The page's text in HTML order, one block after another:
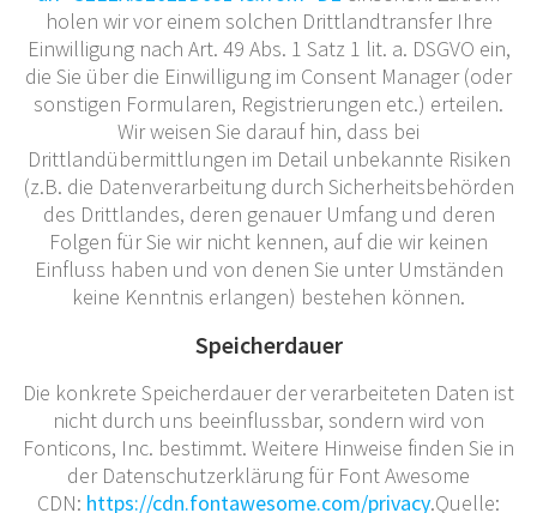
holen wir vor einem solchen Drittlandtransfer Ihre
Einwilligung nach Art. 49 Abs. 1 Satz 1 lit. a. DSGVO ein,
die Sie über die Einwilligung im Consent Manager (oder
sonstigen Formularen, Registrierungen etc.) erteilen.
Wir weisen Sie darauf hin, dass bei
Drittlandübermittlungen im Detail unbekannte Risiken
(z.B. die Datenverarbeitung durch Sicherheitsbehörden
des Drittlandes, deren genauer Umfang und deren
Folgen für Sie wir nicht kennen, auf die wir keinen
Einfluss haben und von denen Sie unter Umständen
keine Kenntnis erlangen) bestehen können.
Speicherdauer
Die konkrete Speicherdauer der verarbeiteten Daten ist
nicht durch uns beeinflussbar, sondern wird von
Fonticons, Inc. bestimmt. Weitere Hinweise finden Sie in
der Datenschutzerklärung für Font Awesome
CDN: https://cdn.fontawesome.com/privacy.Quelle: